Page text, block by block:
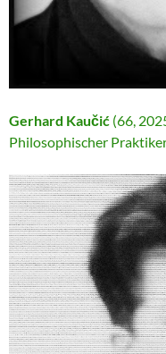
Gerhard Kaučić (66,
Philosophischer